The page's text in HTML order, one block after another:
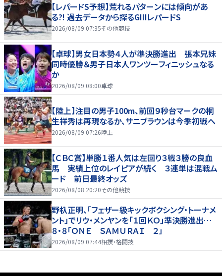
【レパードS予想】荒れるパターンには傾向があ
る?! 過去データから探るGIIIレパードS
2026/08/09 07:35その他競技
【卓球】男女日本勢４人が準決勝進出 張本兄妹
同時優勝＆男子日本人ワンツーフィニッシュなる
か
2026/08/09 08:00卓球
【陸上】注目の男子100m、前回９秒台マークの桐
生祥秀は再現なるか、サニブラウンは今季初戦へ
2026/08/09 07:26陸上
【ＣＢＣ賞】単勝１番人気は左回り３戦３勝の良血
馬 実績上位のレイピアが続く ３連単は混戦ム
ード 前日最終オッズ
2026/08/08 20:20その他競技
野杁正明、「フェザー級キックボクシング・トーナメ
ント」でリウ・メンヤンを「１回ＫＯ」準決勝進出…
８・８「ＯＮＥ ＳＡＭＵＲＡＩ ２」
2026/08/09 07:44相撲・格闘技